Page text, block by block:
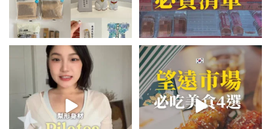
💭留言「美背」傳🔗給你！
🏷️#吉推韓國 🇰🇷
...
48 20
\🇰🇷韓國望遠市場4家必吃美食
😋/
💭留言「望遠市場」傳地址給你
345 59